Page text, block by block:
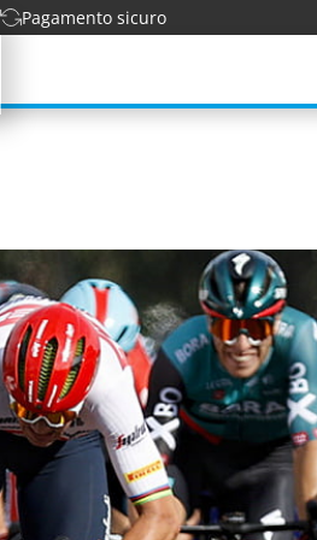
Pagamento sicuro